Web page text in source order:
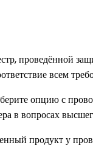
проведённой
всем
опцию с
в вопросах
продукт у